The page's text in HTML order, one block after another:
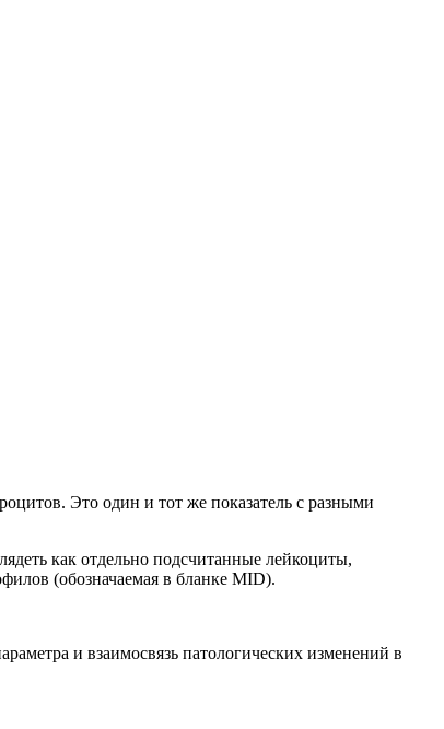
Это один и тот же показатель с разными
как отдельно подсчитанные лейкоциты,
(обозначаемая в бланке MID).
и взаимосвязь патологических изменений в